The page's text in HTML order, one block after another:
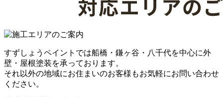
すずしょうペイントでは船橋・鎌ヶ谷・八千代を中心に外
壁・屋根塗装を承っております。
それ以外の地域にお住まいのお客様もお気軽にお問い合わせ
ください。